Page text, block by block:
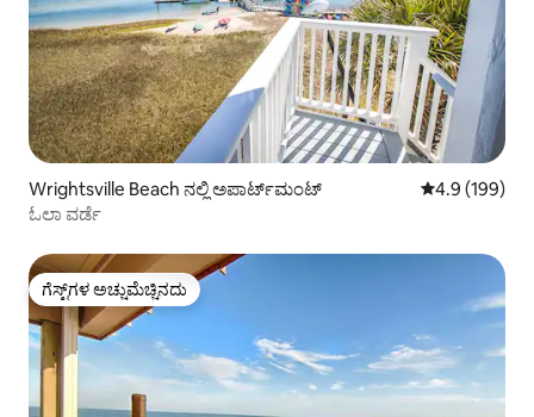
Wrightsville Beach ನಲ್ಲಿ ಅಪಾರ್ಟ್‌ಮಂಟ್ 5 ರಲ್ಲಿ 4.9
4.9 (199)
ಓಲಾ ವರ್ಡೆ
ಗೆಸ್ಟ್‌ಗಳ ಅಚ್ಚುಮೆಚ್ಚಿನದು
ಗೆಸ್ಟ್‌ಗಳ ಅಚ್ಚುಮೆಚ್ಚಿನದು